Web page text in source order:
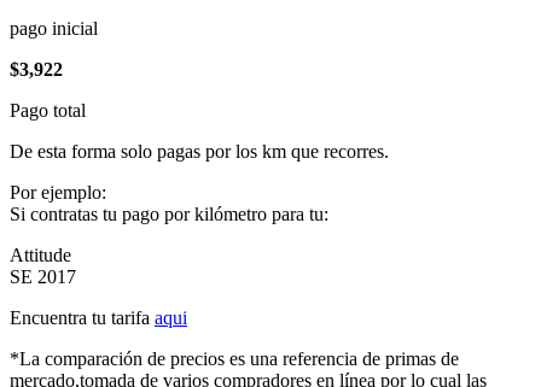
pago inicial
$3,922
Pago total
De esta forma solo pagas por los km que recorres.
Por ejemplo:
Si contratas tu pago por kilómetro para tu:
Attitude
SE 2017
Encuentra tu tarifa aqui
*La comparación de precios es una referencia de primas de
mercado,tomada de varios compradores en línea por lo cual las